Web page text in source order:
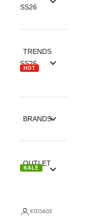
SS26
TRENDS
SS26
HOT
BRANDS
OUTLET
SALE
ΕΊΣΟΔΟΣ